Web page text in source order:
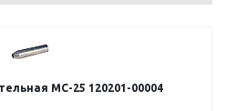
МС-25 120201-00004